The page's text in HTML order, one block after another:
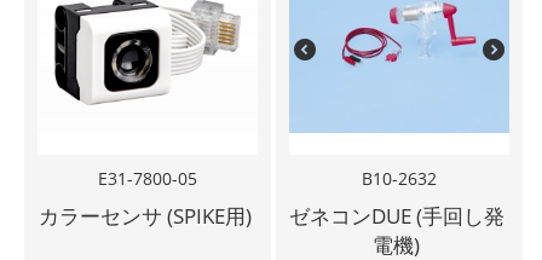
E31-7800-05
カラーセンサ (SPIKE用)
B10-2632
ゼネコンDUE (手回し発
電機)